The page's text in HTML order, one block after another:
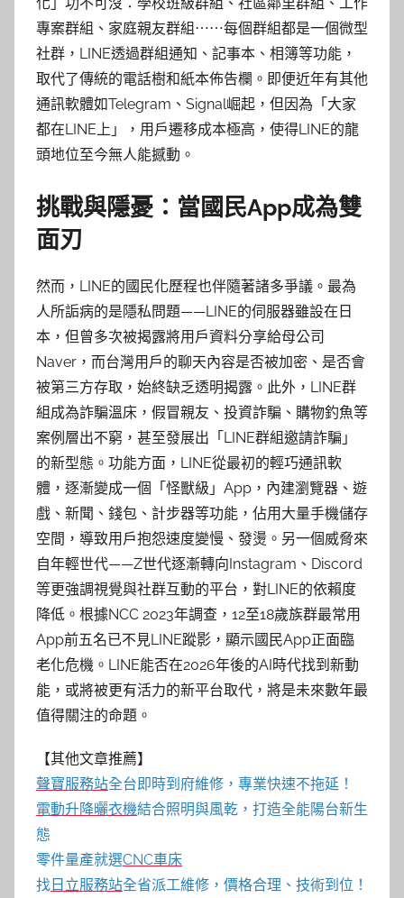
化」功不可沒：學校班級群組、社區鄰里群組、工作
專案群組、家庭親友群組⋯⋯每個群組都是一個微型
社群，LINE透過群組通知、記事本、相簿等功能，
取代了傳統的電話樹和紙本佈告欄。即便近年有其他
通訊軟體如Telegram、Signal崛起，但因為「大家
都在LINE上」，用戶遷移成本極高，使得LINE的龍
頭地位至今無人能撼動。
挑戰與隱憂：當國民App成為雙
面刃
然而，LINE的國民化歷程也伴隨著諸多爭議。最為
人所詬病的是隱私問題——LINE的伺服器雖設在日
本，但曾多次被揭露將用戶資料分享給母公司
Naver，而台灣用戶的聊天內容是否被加密、是否會
被第三方存取，始終缺乏透明揭露。此外，LINE群
組成為詐騙溫床，假冒親友、投資詐騙、購物釣魚等
案例層出不窮，甚至發展出「LINE群組邀請詐騙」
的新型態。功能方面，LINE從最初的輕巧通訊軟
體，逐漸變成一個「怪獸級」App，內建瀏覽器、遊
戲、新聞、錢包、計步器等功能，佔用大量手機儲存
空間，導致用戶抱怨速度變慢、發燙。另一個威脅來
自年輕世代——Z世代逐漸轉向Instagram、Discord
等更強調視覺與社群互動的平台，對LINE的依賴度
降低。根據NCC 2023年調查，12至18歲族群最常用
App前五名已不見LINE蹤影，顯示國民App正面臨
老化危機。LINE能否在2026年後的AI時代找到新動
能，或將被更有活力的新平台取代，將是未來數年最
值得關注的命題。
【其他文章推薦】
聲寶服務站全台即時到府維修，專業快速不拖延！
電動升降曬衣機結合照明與風乾，打造全能陽台新生
態
零件量產就選CNC車床
找 日立服務站全省派工維修，價格合理、技術到位！